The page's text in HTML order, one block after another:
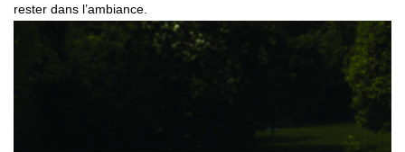
rester dans l’ambiance.